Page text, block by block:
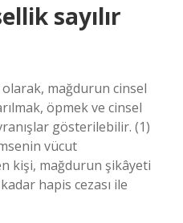
sayılır
mağdurun cinsel
öpmek ve cinsel
gösterilebilir. (1)
vücut
kişi, mağdurun şikâyeti
hapis cezası ile